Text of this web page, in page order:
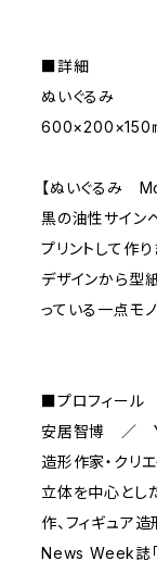
■詳細
ぬいぐるみ
600×200×150
【ぬいぐるみ
黒の油性サイン
プリントして作り
デザインから型
っている一点モ
■プロフィール
安居智博 ／
造形作家・クリ
立体を中心とし
作、フィギュア
News Week誌